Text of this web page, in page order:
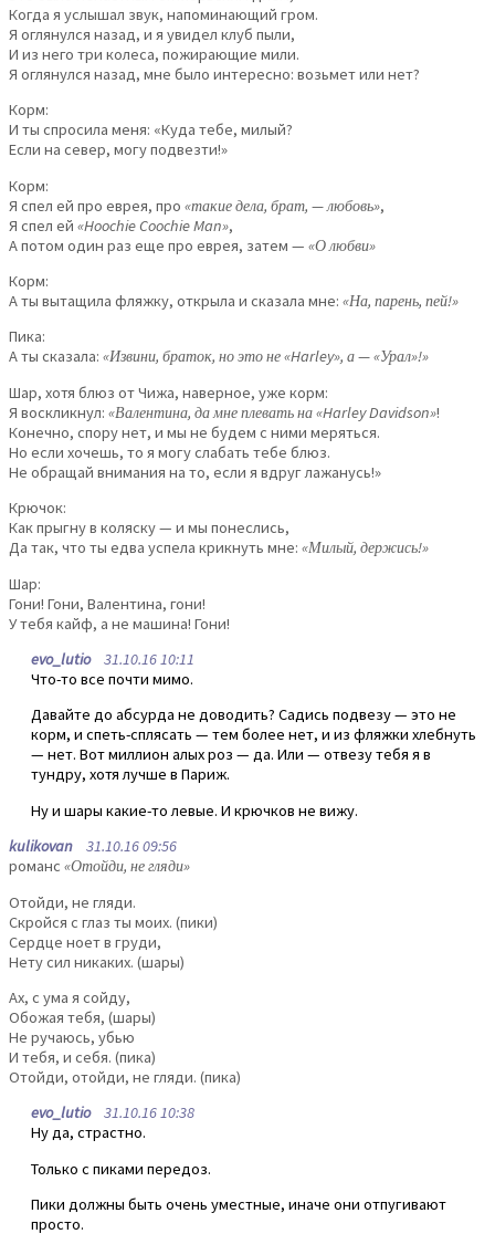
Когда я услышал звук, напоминающий гром.
Я оглянулся назад, и я увидел клуб пыли,
И из него три колеса, пожирающие мили.
Я оглянулся назад, мне было интересно: возьмет или нет?
Корм:
И ты спросила меня: «Куда тебе, милый?
Если на север, могу подвезти!»
Корм:
Я спел ей про еврея, про «такие дела, брат, — любовь»,
Я спел ей «Hoochie Coochie Man»,
А потом один раз еще про еврея, затем — «О любви»
Корм:
А ты вытащила фляжку, открыла и сказала мне: «На, парень, пей!»
Пика:
А ты сказала: «Извини, браток, но это не «Harley», а — «Урал»!»
Шар, хотя блюз от Чижа, наверное, уже корм:
Я воскликнул: «Валентина, да мне плевать на «Harley Davidson»!
Конечно, спору нет, и мы не будем с ними меряться.
Но если хочешь, то я могу слабать тебе блюз.
Не обращай внимания на то, если я вдруг лажанусь!»
Крючок:
Как прыгну в коляску — и мы понеслись,
Да так, что ты едва успела крикнуть мне: «Милый, держись!»
Шар:
Гони! Гони, Валентина, гони!
У тебя кайф, а не машина! Гони!
evo_lutio31.10.16 10:11
Что-то все почти мимо.
Давайте до абсурда не доводить? Садись подвезу — это не
корм, и спеть-сплясать — тем более нет, и из фляжки хлебнуть
— нет. Вот миллион алых роз — да. Или — отвезу тебя я в
тундру, хотя лучше в Париж.
Ну и шары какие-то левые. И крючков не вижу.
kulikovan 31.10.16 09:56
романс «Отойди, не гляди»
Отойди, не гляди.
Скройся с глаз ты моих. (пики)
Сердце ноет в груди,
Нету сил никаких. (шары)
Ах, с ума я сойду,
Обожая тебя, (шары)
Не ручаюсь, убью
И тебя, и себя. (пика)
Отойди, отойди, не гляди. (пика)
evo_lutio31.10.16 10:38
Ну да, страстно.
Только с пиками передоз.
Пики должны быть очень уместные, иначе они отпугивают
просто.